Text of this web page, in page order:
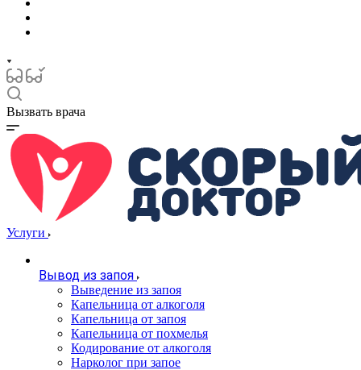
Вызвать врача
Услуги
Вывод из запоя
Выведение из запоя
Капельница от алкоголя
Капельница от запоя
Капельница от похмелья
Кодирование от алкоголя
Нарколог при запое